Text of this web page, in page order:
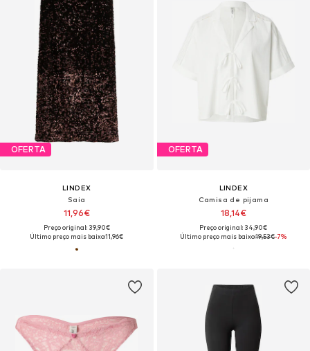
OFERTA
LINDEX
Saia
11,96€
Preço original: 39,90€
Último preço mais baixo:11,96€
OFERTA
LINDEX
Camisa de pijama
18,14€
Preço original: 34,90€
Último preço mais baixo:19,53€-7%